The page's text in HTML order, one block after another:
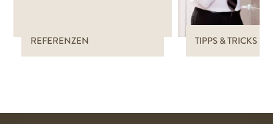
REFERENZEN TIPPS & TRICKS